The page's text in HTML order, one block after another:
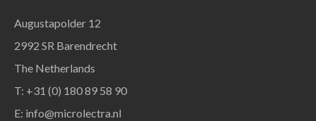
Augustapolder 12
2992 SR Barendrecht
The Netherlands
T: +31 (0) 180 89 58 90
E: info@microlectra.nl